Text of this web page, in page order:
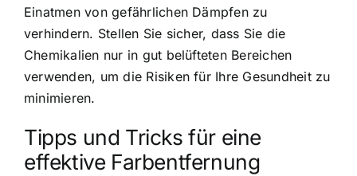
Einatmen von gefährlichen Dämpfen zu
verhindern. Stellen Sie sicher, dass Sie die
Chemikalien nur in gut belüfteten Bereichen
verwenden, um die Risiken für Ihre Gesundheit zu
minimieren.
Tipps und Tricks für eine
effektive Farbentfernung